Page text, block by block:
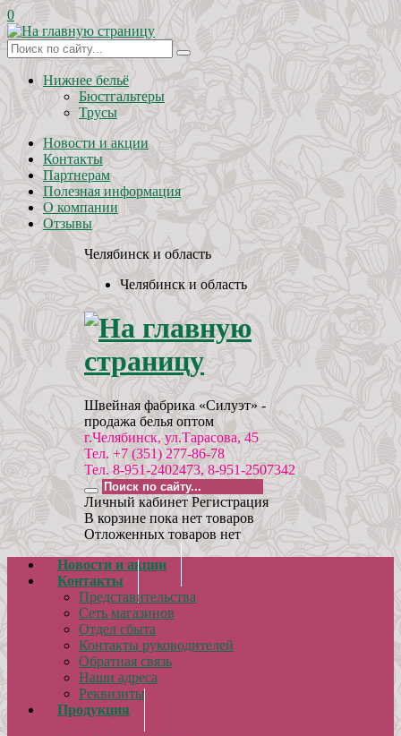
0
Нижнее бельё
Бюстгальтеры
Трусы
Новости и акции
Контакты
Партнерам
Полезная информация
О компании
Отзывы
Челябинск и область
Челябинск и область
Швейная фабрика «Силуэт» -
продажа белья оптом
г.Челябинск, ул.Тарасова, 45
Тел. +7 (351) 277-86-78
Тел. 8-951-2402473, 8-951-2507342
Личный кабинет Регистрация
В корзине пока нет товаров
Отложенных товаров нет
Новости и акции
Контакты
Представительства
Сеть магазинов
Отдел сбыта
Контакты руководителей
Обратная связь
Наши адреса
Реквизиты
Продукция